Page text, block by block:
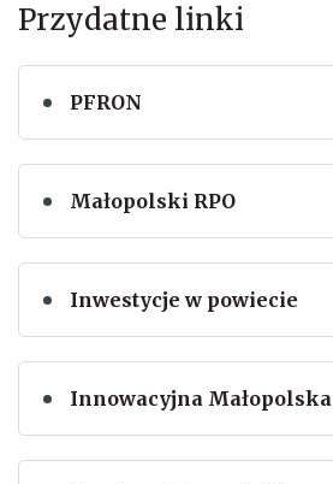
Przydatne linki
PFRON
Małopolski RPO
Inwestycje w powiecie
Innowacyjna Małopolska